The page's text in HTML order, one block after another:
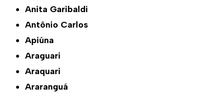
Anita Garibaldi
Antônio Carlos
Apiúna
Araguari
Araquari
Araranguá